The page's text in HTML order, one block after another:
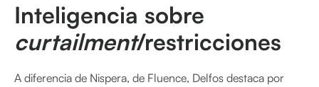
Inteligencia sobre
curtailment/restricciones
A diferencia de Nispera, de Fluence, Delfos destaca por